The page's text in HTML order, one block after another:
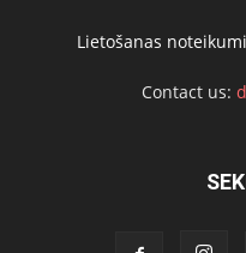
Lietošanas noteikumi
Contact us: